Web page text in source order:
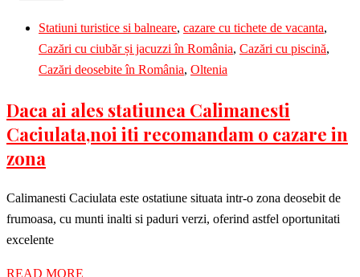
Statiuni turistice si balneare, cazare cu tichete de vacanta,
Cazări cu ciubăr și jacuzzi în România, Cazări cu piscină,
Cazări deosebite în România, Oltenia
Daca ai ales statiunea Calimanesti
Caciulata,noi iti recomandam o cazare in
zona
Calimanesti Caciulata este ostatiune situata intr-o zona deosebit de
frumoasa, cu munti inalti si paduri verzi, oferind astfel oportunitati
excelente
READ MORE